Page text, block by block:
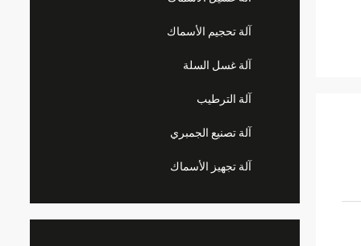
آلة تحجيم الأسماك
آلة غسل السلة
آلة الترطيب
آلة تصنيع الجمبري
آلة تجهيز الأسماك